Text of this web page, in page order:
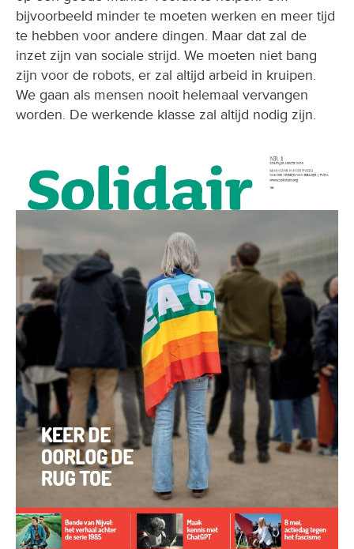
bijvoorbeeld minder te moeten werken en meer tijd
te hebben voor andere dingen. Maar dat zal de
inzet zijn van sociale strijd. We moeten niet bang
zijn voor de robots, er zal altijd arbeid in kruipen.
We gaan als mensen nooit helemaal vervangen
worden. De werkende klasse zal altijd nodig zijn.